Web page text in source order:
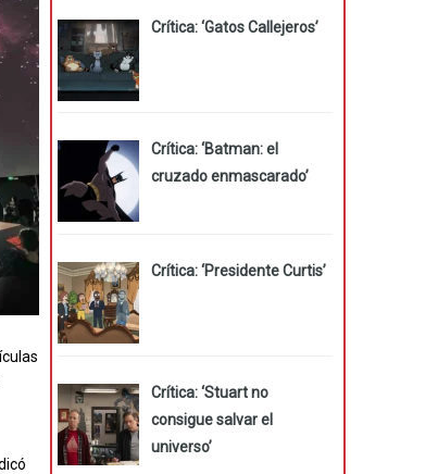
Crítica: ‘Gatos Callejeros’
Crítica: ‘Batman: el
cruzado enmascarado’
Crítica: ‘Presidente Curtis’
Crítica: ‘Stuart no
consigue salvar el
universo’